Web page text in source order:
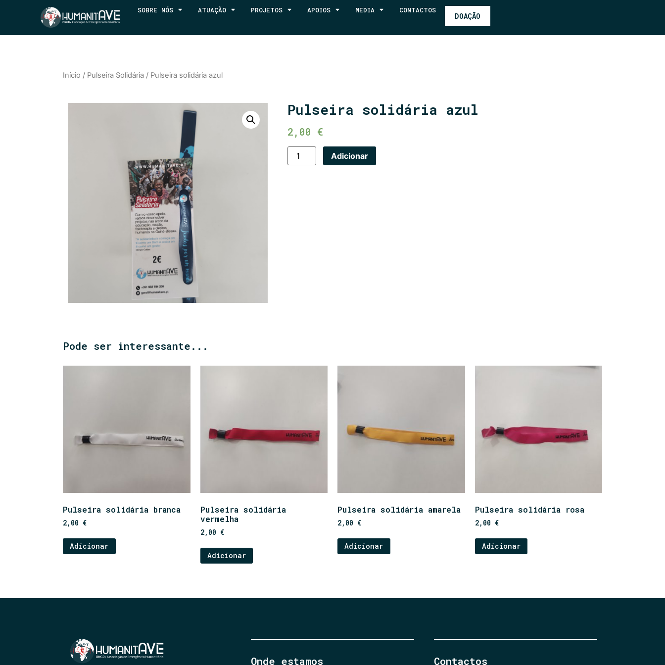
SOBRE NÓS ATUAÇÃO PROJETOS APOIOS MEDIA CONTACTOS
DOAÇÃO
Início / Pulseira Solidária / Pulseira solidária azul
Pulseira solidária azul
2,00 €
Adicionar
Pode ser interessante...
Pulseira solidária branca
2,00 €
Adicionar
Pulseira solidária
vermelha
2,00 €
Adicionar
Pulseira solidária amarela
2,00 €
Adicionar
Pulseira solidária rosa
2,00 €
Adicionar
Onde estamos Contactos